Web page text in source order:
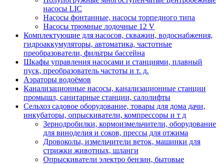
насосы LIC
Насосы фонтанные, насосы торпедного типа
Насосы трюмные лодочные 12 V
Комплектующие для насосов, скважин, водоснабжения,
гидроаккумуляторы, автоматика, частотные
преобразователи, фильтры бассейна
Шкафы управления насосами и станциями, плавный
пуск, преобразователь частоты и т. д.
Аэраторы водоёмов
Канализационные насосы, канализационные станции
промышл, санитарные станции, салолифты
Сельхоз садовое оборудование, товары для дома дачи,
инкубаторы, опрыскиватели, компрессоры и т д
Зернодробилки, кормоизмельчители, оборудование
для виноделия и соков, прессы для отжима
Дровоколы, измельчители веток, машинки для
стрижки животных, шланги
Опрыскиватели электро бензин, бытовые